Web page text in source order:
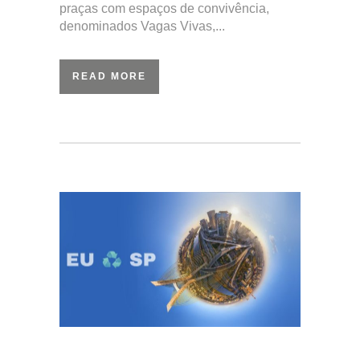
praças com espaços de convivência,
denominados Vagas Vivas,...
READ MORE